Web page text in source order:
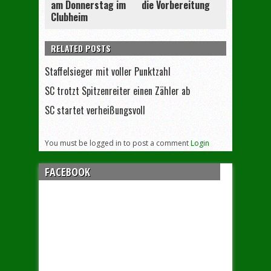
am Donnerstag im
Clubheim
die Vorbereitung
RELATED POSTS
Staffelsieger mit voller Punktzahl
SC trotzt Spitzenreiter einen Zähler ab
SC startet verheißungsvoll
You must be logged in to post a commentLogin
FACEBOOK